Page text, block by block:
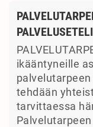
PALVELUSETELI
ikääntyneille
tehdään
tarvittaessa